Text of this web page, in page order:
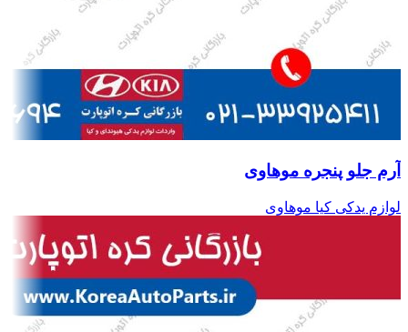
آرم جلو پنجره موهاوی
لوازم یدکی کیا موهاوی